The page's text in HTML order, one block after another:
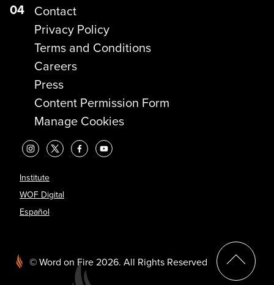
04 Contact
Privacy Policy
Terms and Conditions
Careers
Press
Content Permission Form
Manage Cookies
Institute
WOF Digital
Español
© Word on Fire 2026. All Rights Reserved